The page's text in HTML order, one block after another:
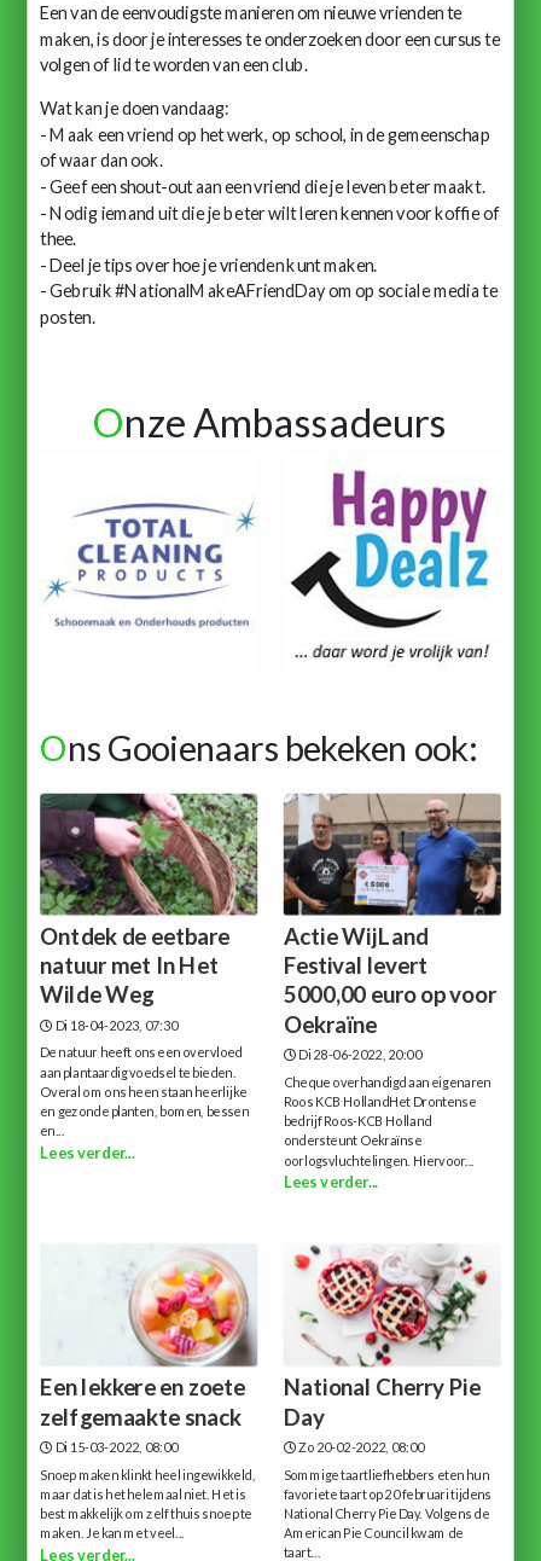
Een van de eenvoudigste manieren om nieuwe vrienden te
maken, is door je interesses te onderzoeken door een cursus te
volgen of lid te worden van een club.
Wat kan je doen vandaag:
- Maak een vriend op het werk, op school, in de gemeenschap
of waar dan ook.
- Geef een shout-out aan een vriend die je leven beter maakt.
- Nodig iemand uit die je beter wilt leren kennen voor koffie of
thee.
- Deel je tips over hoe je vrienden kunt maken.
- Gebruik #NationalMakeAFriendDay om op sociale media te
posten.
Onze Ambassadeurs
Ons Gooienaars bekeken ook:
Ontdek de eetbare
natuur met In Het
Wilde Weg
Di 18-04-2023, 07:30
De natuur heeft ons een overvloed
aan plantaardig voedsel te bieden.
Overal om ons heen staan heerlijke
en gezonde planten, bomen, bessen
en...
Lees verder...
Actie WijLand
Festival levert
5000,00 euro op voor
Oekraïne
Di 28-06-2022, 20:00
Cheque overhandigd aan eigenaren
Roos KCB HollandHet Drontense
bedrijf Roos-KCB Holland
ondersteunt Oekraïnse
oorlogsvluchtelingen. Hiervoor...
Lees verder...
Een lekkere en zoete
zelfgemaakte snack
Di 15-03-2022, 08:00
Snoep maken klinkt heel ingewikkeld,
maar dat is het helemaal niet. Het is
best makkelijk om zelf thuis snoep te
maken. Je kan met veel...
Lees verder...
National Cherry Pie
Day
Zo 20-02-2022, 08:00
Sommige taartliefhebbers eten hun
favoriete taart op 20 februari tijdens
National Cherry Pie Day. Volgens de
American Pie Council kwam de
taart...